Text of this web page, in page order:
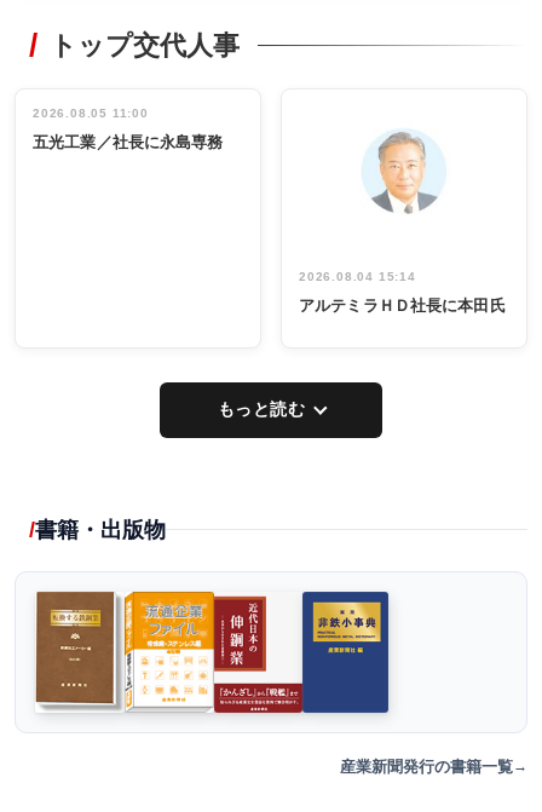
非鉄業界で
インタビュ
ー／社内ア
タックトレー
祝う 業界関
係者ら220人
出席
トップ交代人事
2026.08.05 11:00
五光工業／社長に永島専務
2026.08.04 15:14
アルテミラＨＤ社長に本田氏
もっと読む
書籍・出版物
産業新聞発行の書籍一覧